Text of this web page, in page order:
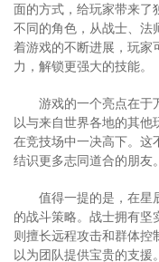
面的方式，给玩家带来了
不同的角色，从战士、法
着游戏的不断进展，玩家
力，解锁更强大的技能。
游戏的一个亮点在于
以与来自世界各地的其他
在竞技场中一决高下。这
结识更多志同道合的朋友。
值得一提的是，在星
的战斗策略。战士拥有坚
则擅长远程攻击和群体控
以为团队提供宝贵的支援